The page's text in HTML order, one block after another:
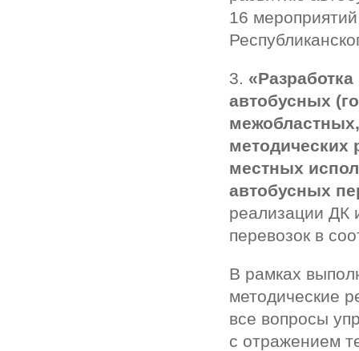
16
3.
автобусных
методических
местных
автобусных
реализации ДК
перевозок в
В рамках
методические
все вопросы
с отражением